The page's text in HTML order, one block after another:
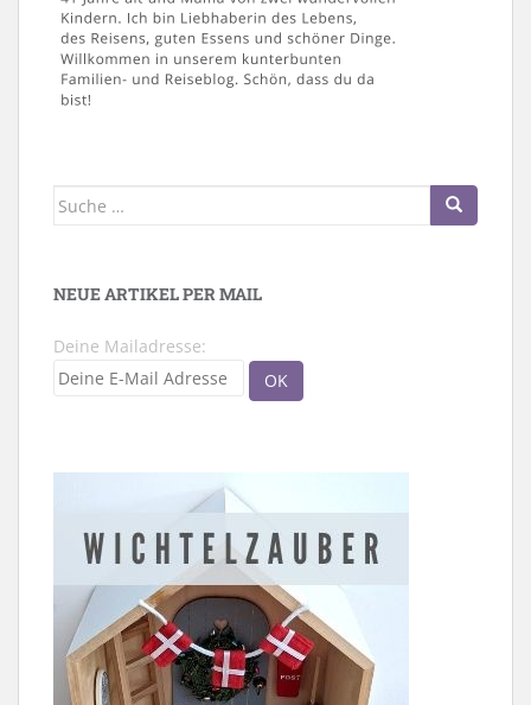
Suche
NEUE ARTIKEL PER MAIL
Deine Mailadresse: